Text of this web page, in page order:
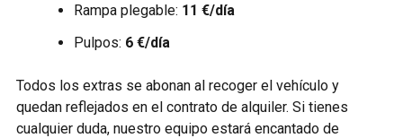
Rampa plegable: 11 €/día
Pulpos: 6 €/día
Todos los extras se abonan al recoger el vehículo y
quedan reflejados en el contrato de alquiler. Si tienes
cualquier duda, nuestro equipo estará encantado de